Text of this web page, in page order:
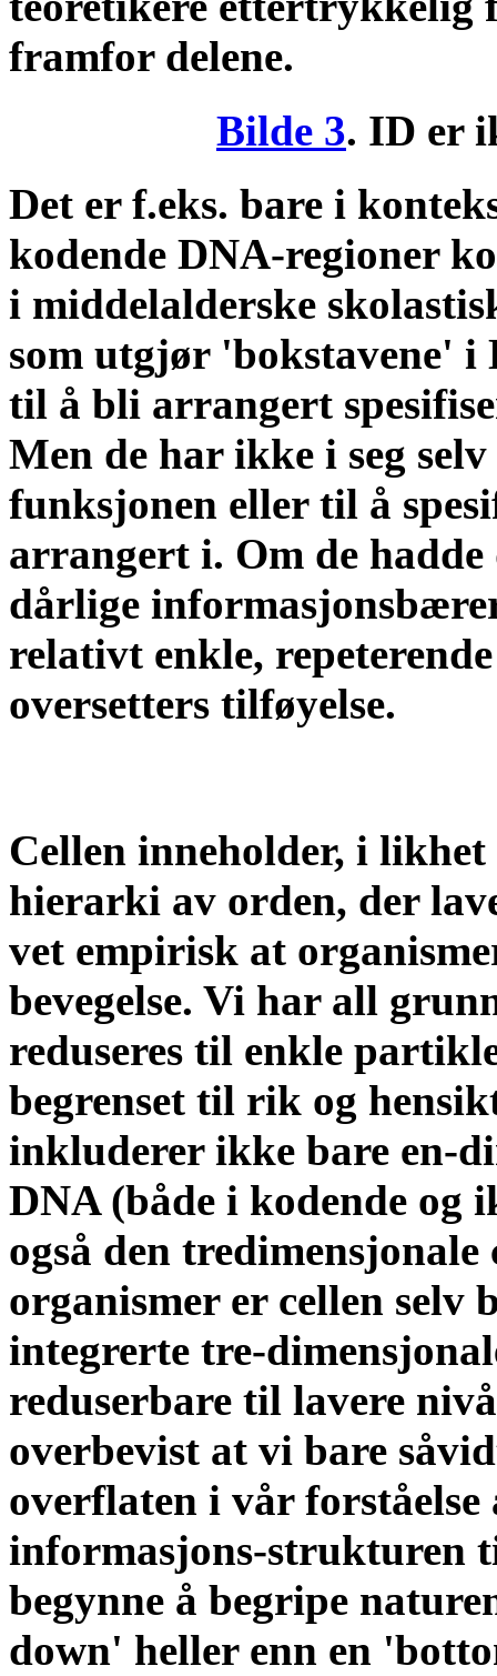
framfor delene.
Bilde 3. ID er
Det er f.eks. bare i
kodende DNA-regioner
i middelalderske
som utgjør 'bokstavene' i
til å bli arrangert
Men de har ikke i seg
funksjonen eller til å
arrangert i. Om de
dårlige
relativt enkle,
oversetters tilføyelse.
Cellen inneholder, i likhet
hierarki av orden, der
vet empirisk at
bevegelse. Vi har all
reduseres til enkle
begrenset til rik og
inkluderer ikke bare en-
DNA (både i kodende og
også den
organismer er cellen selv
integrerte tre-
reduserbare til lavere
overbevist at vi bare
overflaten i vår
informasjons-strukturen
begynne å begripe
down' heller enn en